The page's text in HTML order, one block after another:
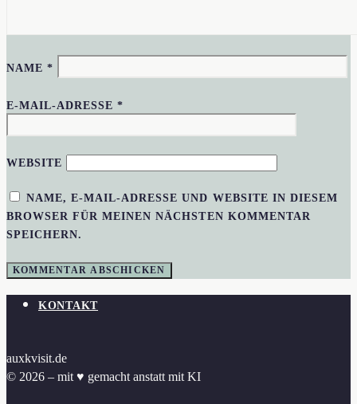
NAME*
E-MAIL-ADRESSE*
WEBSITE
NAME, E-MAIL-ADRESSE UND WEBSITE IN DIESEM
BROWSER FÜR MEINEN NÄCHSTEN KOMMENTAR
SPEICHERN.
KONTAKT
auxkvisit.de
© 2026 – mit ♥︎ gemacht anstatt mit KI